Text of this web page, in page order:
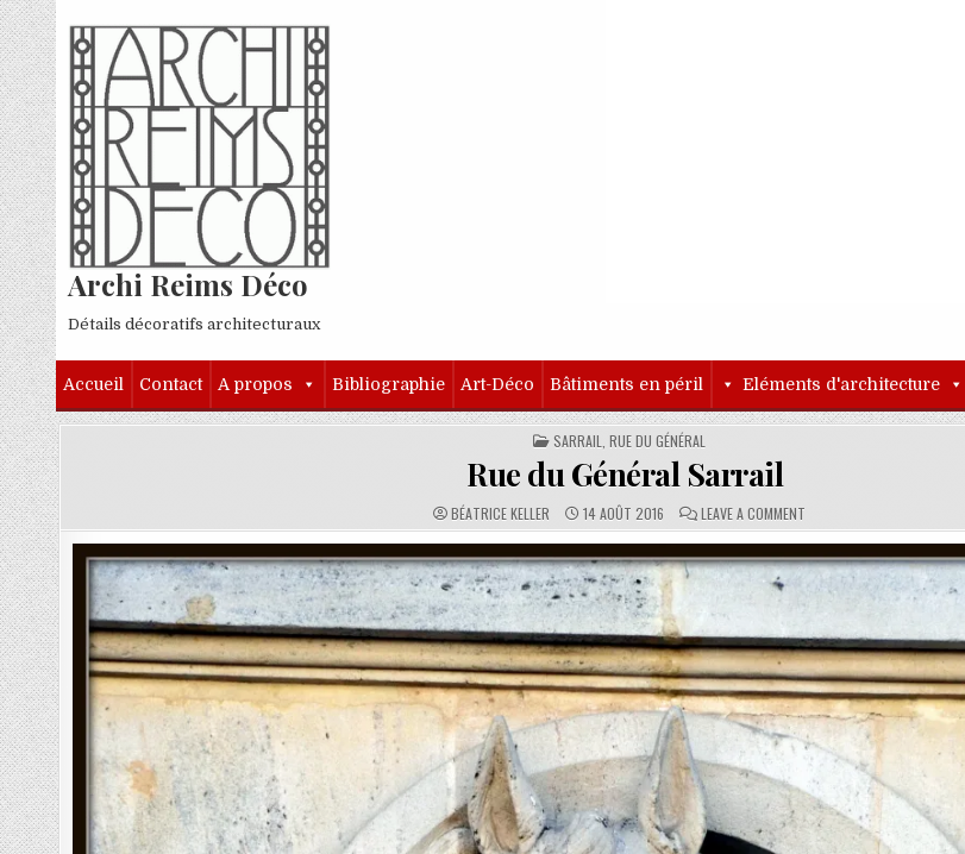
Skip to content
Archi Reims Déco
Détails décoratifs architecturaux
Accueil Contact A propos Bibliographie Art-Déco Bâtiments en péril Eléments d'architecture
POSTED IN
SARRAIL, RUE DU GÉNÉRAL
Rue du Général Sarrail
AUTHOR:
BÉATRICE KELLER PUBLISHED DATE:
14 AOÛT 2016 COMMENTS:
LEAVE A COMMENTON RUE DU GÉNÉRAL SARRAIL